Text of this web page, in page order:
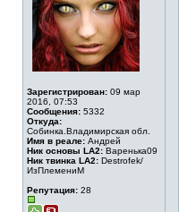
Зарегистрирован: 09 мар
2016, 07:53
Сообщения: 5332
Откуда:
Собинка.Владимирская обл.
Имя в реале: Андрей
Ник основы LA2: Варенька09
Ник твинка LA2: Destrofek/
ИзПлемениМ
Репутация: 28